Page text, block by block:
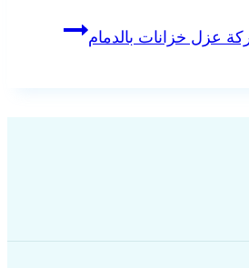
عزل خزانات بالدمام